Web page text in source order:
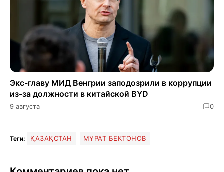
Экс-главу МИД Венгрии заподозрили в коррупции
из-за должности в китайской BYD
9 августа 0
Теги: ҚАЗАҚСТАН МҰРАТ БЕКТОНОВ